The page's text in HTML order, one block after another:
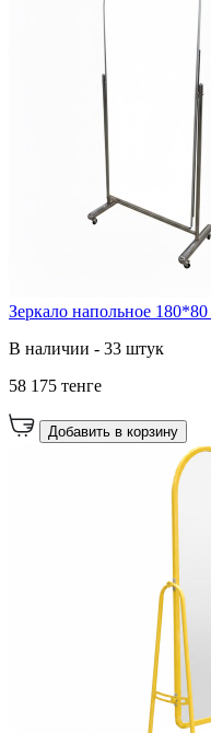
Зеркало напольное
В наличии - 33 штук
58 175 тенге
Добавить в корзину